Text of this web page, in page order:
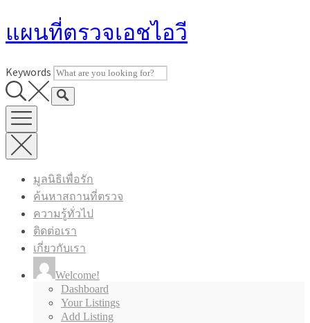
to
แผนที่ตรวจเอชไอวี
Keywords
มูลนิธิเพื่อรัก
ค้นหาสถานที่ตรวจ
ความรู้ทั่วไป
ติดต่อเรา
เกี่ยวกับเรา
Welcome!
Dashboard
Your Listings
Add Listing